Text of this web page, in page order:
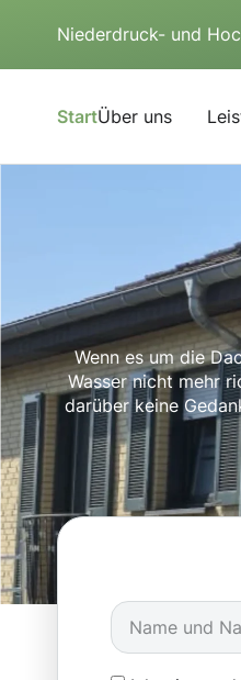
Niederdruck- und
StartÜber uns
Wenn es um die
Wasser nicht mehr
darüber keine